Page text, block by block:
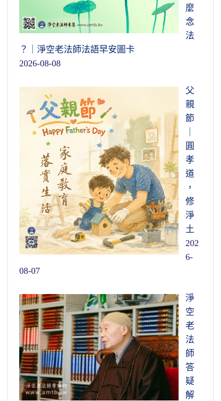
節錄自金剛般若研習報告09-023-0075集
1995/5
麼
念
法
？｜淨空老法師法語早安圖卡
2026-08-08
父
親
節
圓
孝
道
，
修
淨
土
202
6-
08-07
淨
空
老
法
師
答
疑
解